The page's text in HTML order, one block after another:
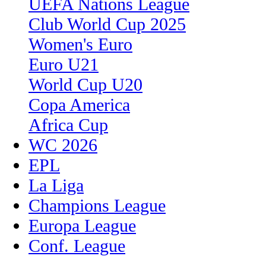
Club World Cup 2025
Women's Euro
Euro U21
World Cup U20
Copa America
Africa Cup
WC 2026
EPL
La Liga
Champions League
Europa League
Conf. League